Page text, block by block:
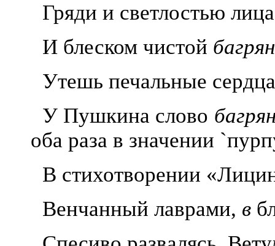
Гряди и светлостью лица
И блеском чистой
Утешь печальные
У Пушкина слово
оба раза в значении
В стихотворении
Венчанный лаврами, в